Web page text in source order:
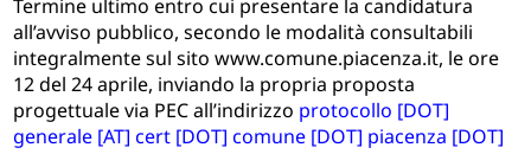
Termine ultimo entro cui presentare la candidatura
all’avviso pubblico, secondo le modalità consultabili
integralmente sul sito www.comune.piacenza.it, le ore
12 del 24 aprile, inviando la propria proposta
progettuale via PEC all’indirizzo protocollo [DOT]
generale [AT] cert [DOT] comune [DOT] piacenza [DOT]